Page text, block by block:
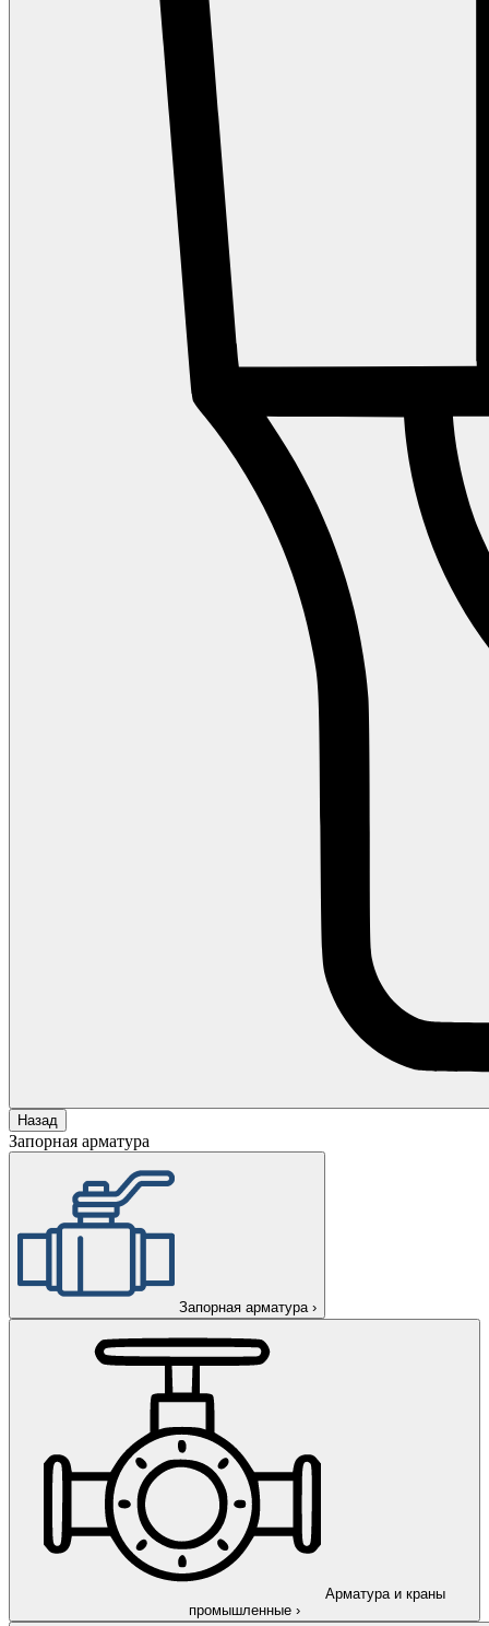
Назад
Запорная арматура
Запорная арматура ›
Арматура и краны
промышленные ›